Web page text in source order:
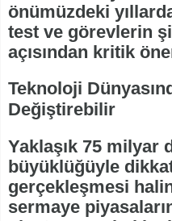
önümüzdeki
test ve görevlerin
açısından kritik
Teknoloji
Değiştirebilir
Yaklaşık 75 milyar
büyüklüğüyle
gerçekleşmesi
sermaye